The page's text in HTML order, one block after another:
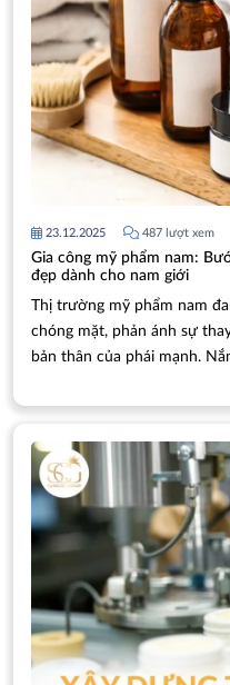
23.12.2025 487 lượt xem
Gia công mỹ phẩm nam:
đẹp dành cho nam giới
Thị trường mỹ phẩm nam
chóng mặt, phản ánh sự
bản thân của phái mạnh.
doanh nghiệp muốn tạo